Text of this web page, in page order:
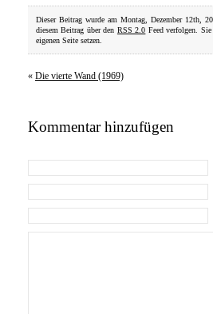
Dieser Beitrag wurde am Montag, Dezember 12th,
diesem Beitrag über den RSS 2.0 Feed verfolgen.
eigenen Seite setzen.
« Die vierte Wand (1969)
Kommentar hinzufügen